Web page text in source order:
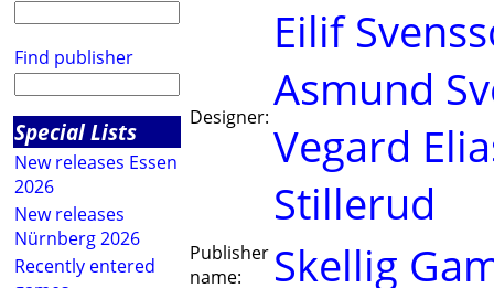
Find publisher
Special Lists
New releases Essen
2026
New releases
Nürnberg 2026
Recently entered
Designer:
Eilif
Asmund
Vegard
Stillerud
Publisher
name:
Skellig